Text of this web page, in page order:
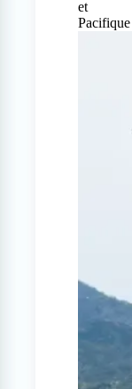
et
Pacifique